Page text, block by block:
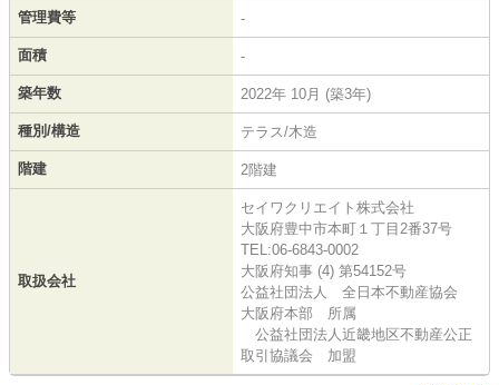
管理費等 -
面積 -
築年数 2022年 10月 (築3年)
種別/構造 テラス/木造
階建 2階建
取扱会社
セイワクリエイト株式会社
大阪府豊中市本町１丁目2番37号
TEL:06-6843-0002
大阪府知事 (4) 第54152号
公益社団法人 全日本不動産協会
大阪府本部 所属
公益社団法人近畿地区不動産公正
取引協議会 加盟